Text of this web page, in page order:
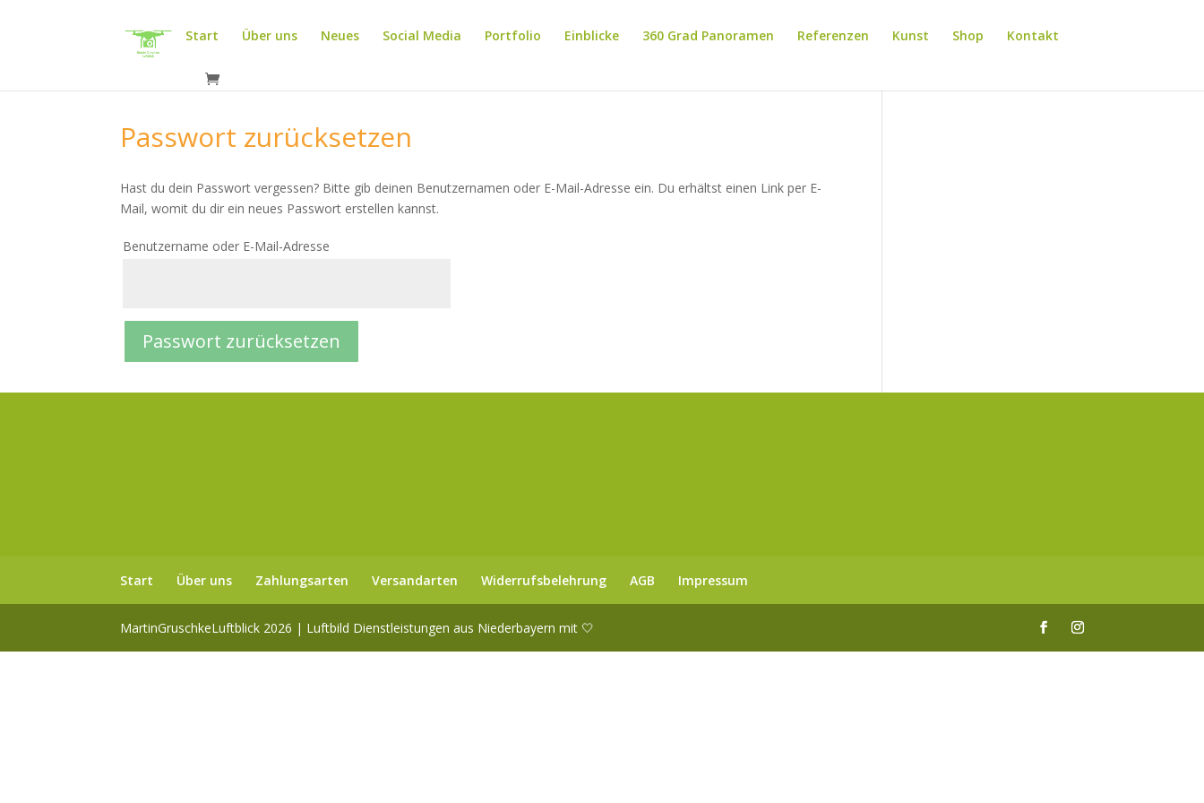
Start Über uns Neues Social Media Portfolio Einblicke 360 Grad Panoramen Referenzen Kunst Shop Kontakt
Passwort zurücksetzen
Hast du dein Passwort vergessen? Bitte gib deinen Benutzernamen oder E-Mail-Adresse ein. Du erhältst einen Link per E-
Mail, womit du dir ein neues Passwort erstellen kannst.
Benutzername oder E-Mail-Adresse
Passwort zurücksetzen
Start Über uns Zahlungsarten Versandarten Widerrufsbelehrung AGB Impressum
MartinGruschkeLuftblick 2026 | Luftbild Dienstleistungen aus Niederbayern mit 🤍